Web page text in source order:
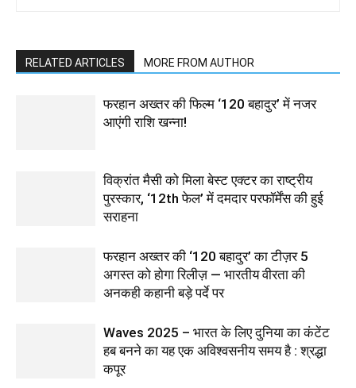
RELATED ARTICLES MORE FROM AUTHOR
फरहान अख्तर की फिल्म ‘120 बहादुर’ में नजर
आएंगी राशि खन्ना!
विक्रांत मैसी को मिला बेस्ट एक्टर का राष्ट्रीय
पुरस्कार, ‘12th फेल’ में दमदार परफॉर्मेंस की हुई
सराहना
फरहान अख्तर की ‘120 बहादुर’ का टीज़र 5
अगस्त को होगा रिलीज़ — भारतीय वीरता की
अनकही कहानी बड़े पर्दे पर
Waves 2025 – भारत के लिए दुनिया का कंटेंट
हब बनने का यह एक अविश्वसनीय समय है : श्रद्धा
कपूर